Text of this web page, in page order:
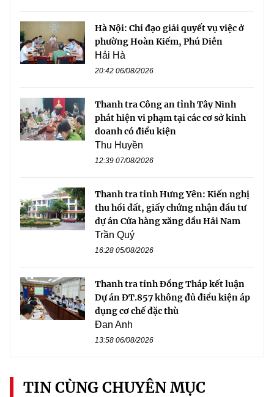
Hà Nội: Chỉ đạo giải quyết vụ việc ở
phường Hoàn Kiếm, Phú Diễn
Hải Hà
20:42 06/08/2026
Thanh tra Công an tỉnh Tây Ninh
phát hiện vi phạm tại các cơ sở kinh
doanh có điều kiện
Thu Huyền
12:39 07/08/2026
Thanh tra tỉnh Hưng Yên: Kiến nghị
thu hồi đất, giấy chứng nhận đầu tư
dự án Cửa hàng xăng dầu Hải Nam
Trần Quý
16:28 05/08/2026
Thanh tra tỉnh Đồng Tháp kết luận
Dự án ĐT.857 không đủ điều kiện áp
dụng cơ chế đặc thù
Đan Anh
13:58 06/08/2026
TIN CÙNG CHUYÊN MỤC